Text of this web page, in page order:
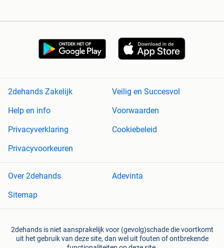
2dehands Zakelijk
Veilig en Succesvol
Help en info
Voorwaarden
Privacyverklaring
Cookiebeleid
Privacyvoorkeuren
Over 2dehands
Adevinta
Sitemap
2dehands is niet aansprakelijk voor (gevolg)schade die voortkomt
uit het gebruik van deze site, dan wel uit fouten of ontbrekende